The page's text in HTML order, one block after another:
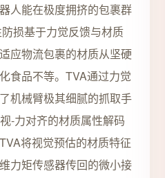
人能在极度拥挤的包裹群
损基于力觉反馈与材质
应物流包裹的材质从坚硬
食品不等。TVA通过力觉
机械臂极其细腻的抓取手
-力对齐的材质属性解码
将视觉预估的材质特征
力矩传感器传回的微小接